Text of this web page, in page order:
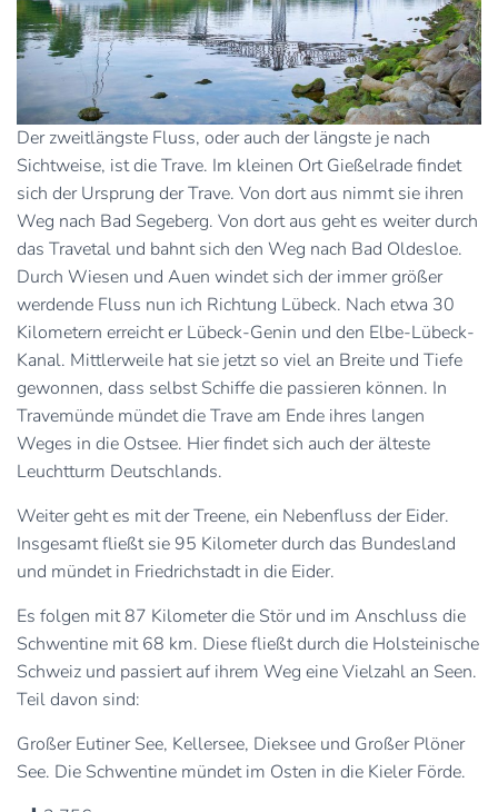
Der zweitlängste Fluss, oder auch der längste je nach
Sichtweise, ist die Trave. Im kleinen Ort Gießelrade findet
sich der Ursprung der Trave. Von dort aus nimmt sie ihren
Weg nach Bad Segeberg. Von dort aus geht es weiter durch
das Travetal und bahnt sich den Weg nach Bad Oldesloe.
Durch Wiesen und Auen windet sich der immer größer
werdende Fluss nun ich Richtung Lübeck. Nach etwa 30
Kilometern erreicht er Lübeck-Genin und den Elbe-Lübeck-
Kanal. Mittlerweile hat sie jetzt so viel an Breite und Tiefe
gewonnen, dass selbst Schiffe die passieren können. In
Travemünde mündet die Trave am Ende ihres langen
Weges in die Ostsee. Hier findet sich auch der älteste
Leuchtturm Deutschlands.
Weiter geht es mit der Treene, ein Nebenfluss der Eider.
Insgesamt fließt sie 95 Kilometer durch das Bundesland
und mündet in Friedrichstadt in die Eider.
Es folgen mit 87 Kilometer die Stör und im Anschluss die
Schwentine mit 68 km. Diese fließt durch die Holsteinische
Schweiz und passiert auf ihrem Weg eine Vielzahl an Seen.
Teil davon sind:
Großer Eutiner See, Kellersee, Dieksee und Großer Plöner
See. Die Schwentine mündet im Osten in die Kieler Förde.